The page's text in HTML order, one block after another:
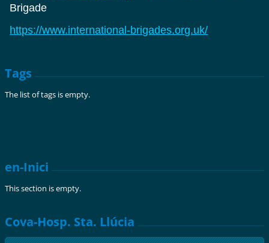
Brigade
https://www.international-brigades.org.uk/
Tags
The list of tags is empty.
en-Inici
This section is empty.
Cova-Hosp. Sta. Llúcia